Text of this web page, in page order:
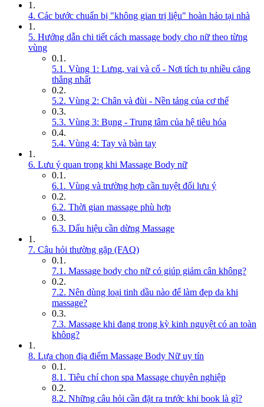
4. Các bước chuẩn bị "không gian trị liệu" hoàn hảo tại nhà
5. Hướng dẫn chi tiết cách massage body cho nữ theo từng
vùng
5.1. Vùng 1: Lưng, vai và cổ - Nơi tích tụ nhiều căng
thẳng nhất
5.2. Vùng 2: Chân và đùi - Nền tảng của cơ thể
5.3. Vùng 3: Bụng - Trung tâm của hệ tiêu hóa
5.4. Vùng 4: Tay và bàn tay
6. Lưu ý quan trọng khi Massage Body nữ
6.1. Vùng và trường hợp cần tuyệt đối lưu ý
6.2. Thời gian massage phù hợp
6.3. Dấu hiệu cần dừng Massage
7. Câu hỏi thường gặp (FAQ)
7.1. Massage body cho nữ có giúp giảm cân không?
7.2. Nên dùng loại tinh dầu nào để làm đẹp da khi
massage?
7.3. Massage khi đang trong kỳ kinh nguyệt có an toàn
không?
8. Lựa chọn địa điểm Massage Body Nữ uy tín
8.1. Tiêu chí chọn spa Massage chuyên nghiệp
8.2. Những câu hỏi cần đặt ra trước khi book là gì?